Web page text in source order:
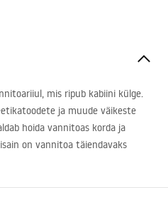
mis ripub kabiini külge.
ja muude väikeste
hoida vannitoas korda ja
on vannitoa täiendavaks